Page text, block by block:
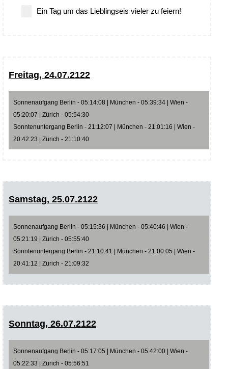
Ein Tag um das Lieblingseis vieler zu feiern!
Freitag, 24.07.2122
Sonnenaufgang Berlin - 05:14:08 | München - 05:39:34 | Wien -
05:20:07 | Zürich - 05:54:30
Sonntenuntergang Berlin - 21:12:07 | München - 21:01:16 | Wien -
20:42:23 | Zürich - 21:10:40
Samstag, 25.07.2122
Sonnenaufgang Berlin - 05:15:36 | München - 05:40:46 | Wien -
05:21:19 | Zürich - 05:55:40
Sonntenuntergang Berlin - 21:10:41 | München - 21:00:05 | Wien -
20:41:12 | Zürich - 21:09:32
Sonntag, 26.07.2122
Sonnenaufgang Berlin - 05:17:05 | München - 05:42:00 | Wien -
05:22:33 | Zürich - 05:56:51